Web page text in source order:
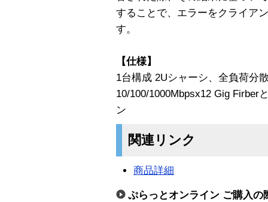
することで、エラーをクライア
す。
【仕様】
1台構成 2Uシャーシ、全負荷分
10/100/1000Mbpsx12 Gig Firber
ン
関連リンク
商品詳細
ぷらっとオンライン ご購入の